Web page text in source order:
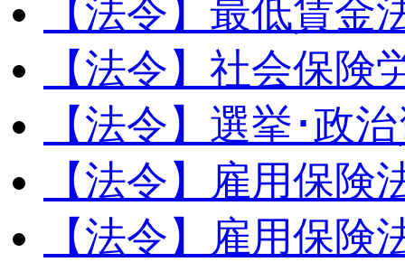
【法令】最低賃金
【法令】社会保険
【法令】選挙･政
【法令】雇用保険
【法令】雇用保険